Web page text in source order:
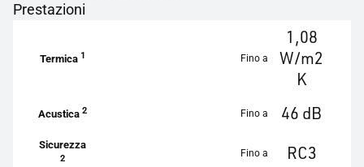
Prestazioni
Termica 1 Fino a
1,08
W/m2
K
Acustica 2 Fino a 46 dB
Sicurezza
2 Fino a RC3